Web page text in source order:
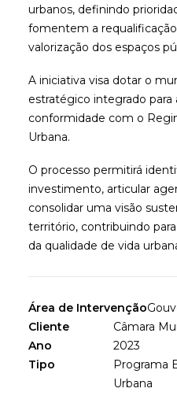
urbanos, definindo
fomentem a
valorização dos espaços
A iniciativa visa dotar o
estratégico integrado para
conformidade com o
Urbana.
O processo permitirá
investimento, articular
consolidar uma visão
território, contribuindo
da qualidade de vida
Área de Intervenção
Cliente
Câmara
Ano
2023
Tipo
Programa
Urbana